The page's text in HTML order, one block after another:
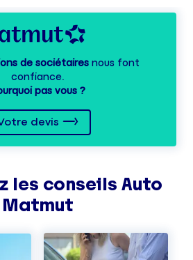
de sociétairesnous font
confiance.
pas vous ?
devis
les conseils Auto
Matmut